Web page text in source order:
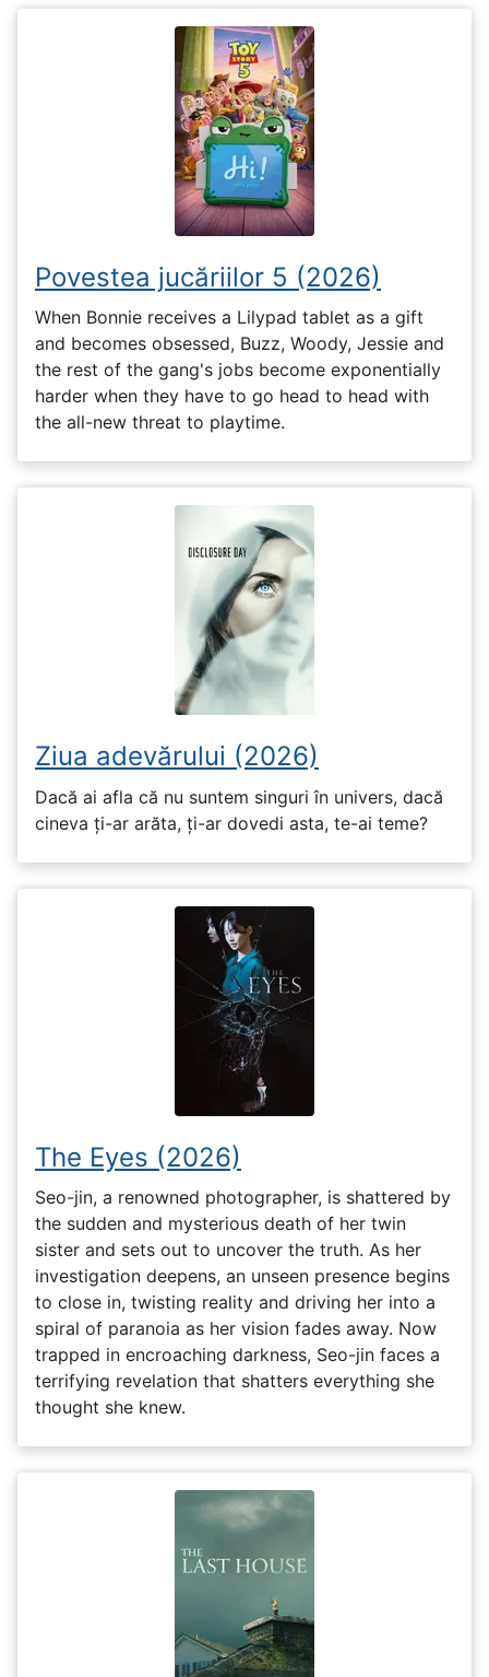
Povestea jucăriilor 5 (2026)
When Bonnie receives a Lilypad tablet as a gift
and becomes obsessed, Buzz, Woody, Jessie and
the rest of the gang's jobs become exponentially
harder when they have to go head to head with
the all-new threat to playtime.
Ziua adevărului (2026)
Dacă ai afla că nu suntem singuri în univers, dacă
cineva ți-ar arăta, ți-ar dovedi asta, te-ai teme?
The Eyes (2026)
Seo-jin, a renowned photographer, is shattered by
the sudden and mysterious death of her twin
sister and sets out to uncover the truth. As her
investigation deepens, an unseen presence begins
to close in, twisting reality and driving her into a
spiral of paranoia as her vision fades away. Now
trapped in encroaching darkness, Seo-jin faces a
terrifying revelation that shatters everything she
thought she knew.